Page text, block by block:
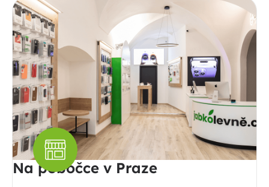
Na pobočce v Praze